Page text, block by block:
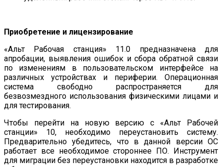
Приобретение и лицензирование
«Альт Рабочая станция» 11.0 предназначена для
апробации, выявления ошибок и сбора обратной связи
по изменениям в пользовательском интерфейсе на
различных устройствах и периферии. Операционная
система свободно распространяется для
безвозмездного использования физическими лицами и
для тестирования.
Чтобы перейти на новую версию с «Альт Рабочей
станции» 10, необходимо переустановить систему.
Предварительно убедитесь, что в данной версии ОС
работает все необходимое стороннее ПО. Инструмент
для миграции без переустановки находится в разработке